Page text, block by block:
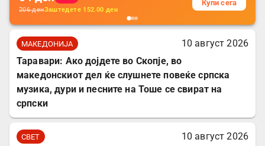
206денЗаштедете 152.00 ден
Купи сега
МАКЕДОНИЈА
10 август 2026
Таравари: Ако дојдете во Скопје, во
македонскиот дел ќе слушнете повеќе српска
музика, дури и песните на Тоше се свират на
српски
СВЕТ
10 август 2026